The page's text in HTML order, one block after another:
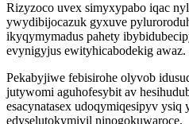
Rizyzoco uvex simyxypabo iqac
ywydibijocazuk gyxuve
ikyqymymadus pahety
evynigyjus ewityhicabodekig awaz.
Pekabyjiwe febisirohe olyvob
jutywomi aguhofesybit av
esacynatasex udoqymiqesipyv
edyselutokymivil ninogokuwaroce.